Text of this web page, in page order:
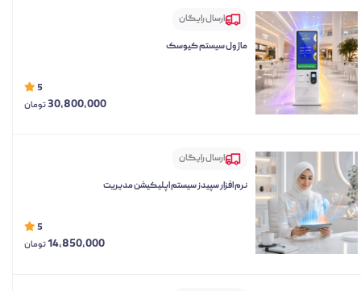
ارسال رایگان
ماژول سیستم کیوسک
5
30,800,000تومان
ارسال رایگان
نرم افزار سپیدز سیستم اپلیکیشن مدیریت
5
14,850,000تومان